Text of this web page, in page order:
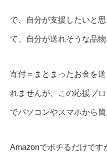
で、自分が支援したいと
て、自分が送れそうな品
寄付＝まとまったお金を
れませんが、この応援プ
でパソコンやスマホから
Amazonでポチるだけです